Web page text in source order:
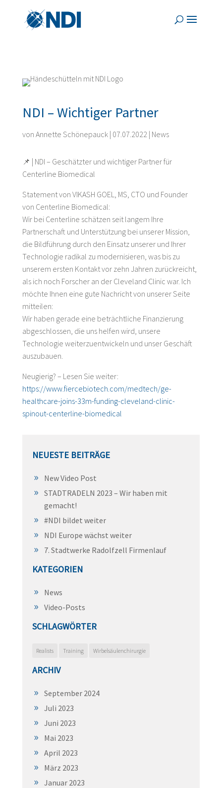
NDI – Wichtiger Partner
von Annette Schönepauck| 07.07.2022| News
📌 | NDI – Geschätzter und wichtiger Partner für
Centerline Biomedical
Statement von VIKASH GOEL, MS, CTO und Founder
von Centerline Biomedical:
Wir bei Centerline schätzen seit langem Ihre
Partnerschaft und Unterstützung bei unserer Mission,
die Bildführung durch den Einsatz unserer und Ihrer
Technologie radikal zu modernisieren, was bis zu
unserem ersten Kontakt vor zehn Jahren zurückreicht,
als ich noch Forscher an der Cleveland Clinic war. Ich
möchte Ihnen eine gute Nachricht von unserer Seite
mitteilen:
Wir haben gerade eine beträchtliche Finanzierung
abgeschlossen, die uns helfen wird, unsere
Technologie weiterzuentwickeln und unser Geschäft
auszubauen.
Neugierig? – Lesen Sie weiter:
https://www.fiercebiotech.com/medtech/ge-
healthcare-joins-33m-funding-cleveland-clinic-
spinout-centerline-biomedical
NEUESTE BEITRÄGE
New Video Post
STADTRADELN 2023 – Wir haben mit
gemacht!
#NDI bildet weiter
NDI Europe wächst weiter
7. Stadtwerke Radolfzell Firmenlauf
KATEGORIEN
News
Video-Posts
SCHLAGWÖRTER
Realists Training Wirbelsäulenchirurgie
ARCHIV
September 2024
Juli 2023
Juni 2023
Mai 2023
April 2023
März 2023
Januar 2023